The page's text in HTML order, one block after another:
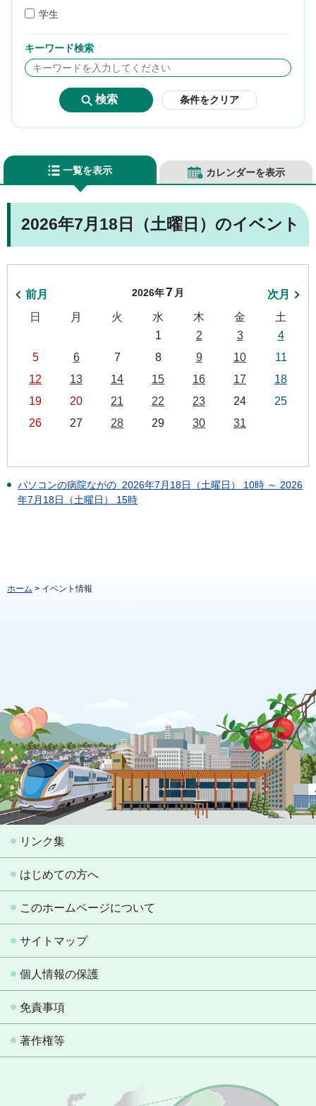
学生
キーワード検索
条件をクリア
一覧を表示 カレンダーを表示
2026年7月18日（土曜日）のイベント
前月 2026年7 月
次月
日
月 火 水 木 金
土
1
2 3
4
5
6 7 8 9 10
11
12
13 14 15 16 17
18
19
20 21 22 23 24
25
26
27 28 29 30 31
パソコンの病院ながの 2026年7月18日（土曜日） 10時 ～ 2026
年7月18日（土曜日） 15時
ホーム > イベント情報
リンク集
はじめての方へ
このホームページについて
サイトマップ
個人情報の保護
免責事項
著作権等